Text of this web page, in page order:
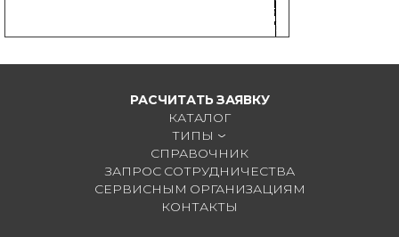
РАСЧИТАТЬ ЗАЯВКУ
КАТАЛОГ
ТИПЫ
СПРАВОЧНИК
ЗАПРОС СОТРУДНИЧЕСТВА
СЕРВИСНЫМ ОРГАНИЗАЦИЯМ
КОНТАКТЫ